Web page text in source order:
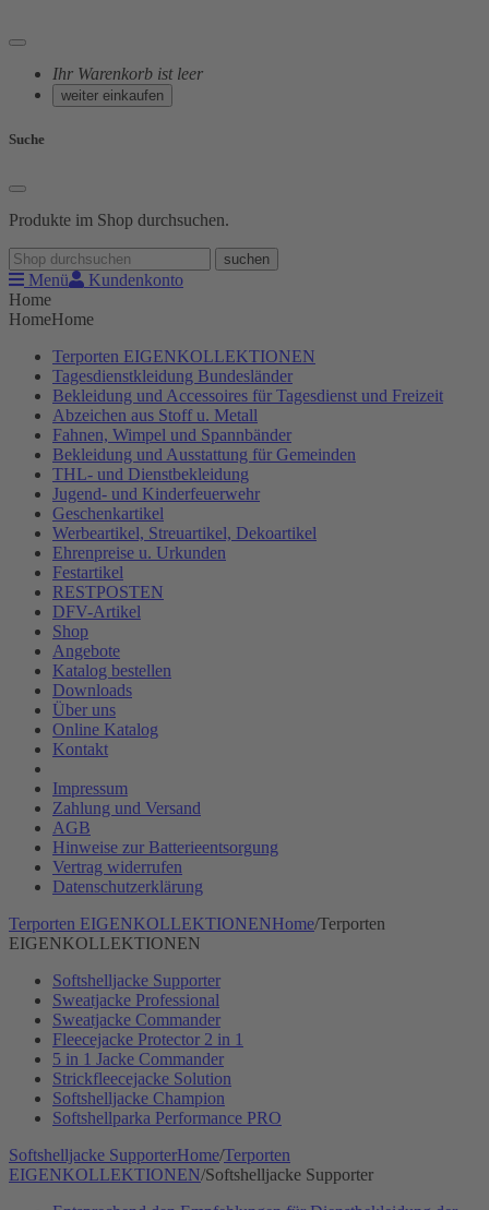
Ihr Warenkorb ist leer
weiter einkaufen
Suche
Produkte im Shop durchsuchen.
suchen
Menü
Kundenkonto
Home
HomeHome
Terporten EIGENKOLLEKTIONEN
Tagesdienstkleidung Bundesländer
Bekleidung und Accessoires für Tagesdienst und Freizeit
Abzeichen aus Stoff u. Metall
Fahnen, Wimpel und Spannbänder
Bekleidung und Ausstattung für Gemeinden
THL- und Dienstbekleidung
Jugend- und Kinderfeuerwehr
Geschenkartikel
Werbeartikel, Streuartikel, Dekoartikel
Ehrenpreise u. Urkunden
Festartikel
RESTPOSTEN
DFV-Artikel
Shop
Angebote
Katalog bestellen
Downloads
Über uns
Online Katalog
Kontakt
Impressum
Zahlung und Versand
AGB
Hinweise zur Batterieentsorgung
Vertrag widerrufen
Datenschutzerklärung
Terporten EIGENKOLLEKTIONENHome/Terporten
EIGENKOLLEKTIONEN
Softshelljacke Supporter
Sweatjacke Professional
Sweatjacke Commander
Fleecejacke Protector 2 in 1
5 in 1 Jacke Commander
Strickfleecejacke Solution
Softshelljacke Champion
Softshellparka Performance PRO
Softshelljacke SupporterHome/Terporten
EIGENKOLLEKTIONEN/Softshelljacke Supporter